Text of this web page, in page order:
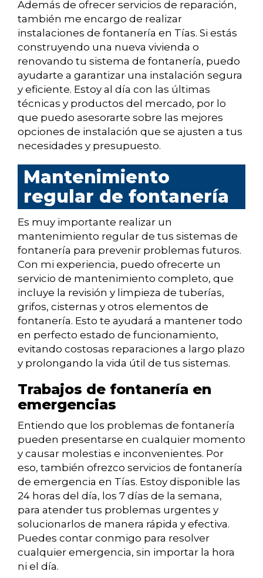
Además de ofrecer servicios de reparación,
también me encargo de realizar
instalaciones de fontanería en Tías. Si estás
construyendo una nueva vivienda o
renovando tu sistema de fontanería, puedo
ayudarte a garantizar una instalación segura
y eficiente. Estoy al día con las últimas
técnicas y productos del mercado, por lo
que puedo asesorarte sobre las mejores
opciones de instalación que se ajusten a tus
necesidades y presupuesto.
Mantenimiento
regular de fontanería
Es muy importante realizar un
mantenimiento regular de tus sistemas de
fontanería para prevenir problemas futuros.
Con mi experiencia, puedo ofrecerte un
servicio de mantenimiento completo, que
incluye la revisión y limpieza de tuberías,
grifos, cisternas y otros elementos de
fontanería. Esto te ayudará a mantener todo
en perfecto estado de funcionamiento,
evitando costosas reparaciones a largo plazo
y prolongando la vida útil de tus sistemas.
Trabajos de fontanería en
emergencias
Entiendo que los problemas de fontanería
pueden presentarse en cualquier momento
y causar molestias e inconvenientes. Por
eso, también ofrezco servicios de fontanería
de emergencia en Tías. Estoy disponible las
24 horas del día, los 7 días de la semana,
para atender tus problemas urgentes y
solucionarlos de manera rápida y efectiva.
Puedes contar conmigo para resolver
cualquier emergencia, sin importar la hora
ni el día.